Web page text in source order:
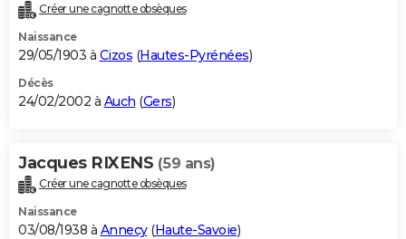
Créer une cagnotte obsèques
Naissance
29/05/1903 à Cizos (Hautes-Pyrénées)
Décès
24/02/2002 à Auch (Gers)
Jacques RIXENS (59 ans)
Créer une cagnotte obsèques
Naissance
03/08/1938 à Annecy(Haute-Savoie)